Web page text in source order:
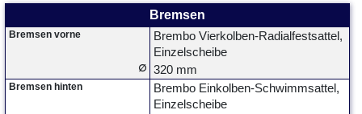
Bremsen
Bremsen vorne
Brembo Vierkolben-Radialfestsattel,
Einzelscheibe
∅ 320 mm
Bremsen hinten
Brembo Einkolben-Schwimmsattel,
Einzelscheibe